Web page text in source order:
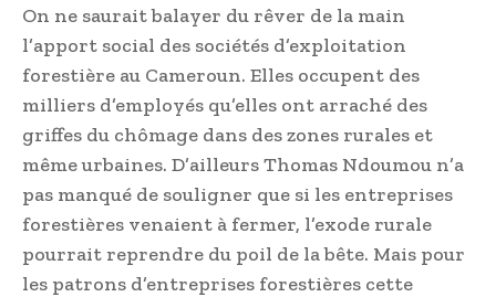
On ne saurait balayer du rêver de la main
l’apport social des sociétés d’exploitation
forestière au Cameroun. Elles occupent des
milliers d’employés qu’elles ont arraché des
griffes du chômage dans des zones rurales et
même urbaines. D’ailleurs Thomas Ndoumou n’a
pas manqué de souligner que si les entreprises
forestières venaient à fermer, l’exode rurale
pourrait reprendre du poil de la bête. Mais pour
les patrons d’entreprises forestières cette